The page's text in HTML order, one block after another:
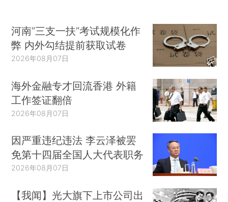
河南“三支一扶”考试规模化作
弊 内外勾结提前获取试卷
2026年08月07日
海外金融专才回流香港 外籍
工作签证翻倍
2026年08月07日
因严重违纪违法 李云泽被罢
免第十四届全国人大代表职务
2026年08月07日
【我闻】光大旗下上市公司出